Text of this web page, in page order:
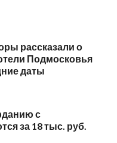
рассказали о
Подмосковья
даты
с
за 18 тыс. руб.